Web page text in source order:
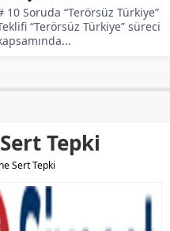
10 Soruda “Terörsüz Türkiye”
“Terörsüz Türkiye” süreci
Tepki
Sert Tepki